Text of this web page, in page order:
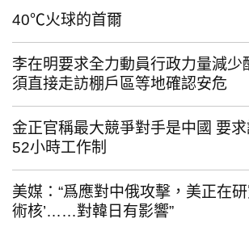
40℃火球的首爾
李在明要求全力動員行政力量減少
須直接走訪棚戶區等地確認安危
金正官稱最大競爭對手是中國 要
52小時工作制
美媒：“爲應對中俄攻擊，美正在
術核’……對韓日有影響”